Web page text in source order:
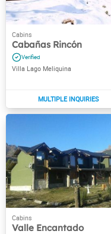
Cabañas Rincón
Villa Lago Meliquina
Valle Encantado